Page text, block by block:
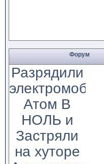
Форум
Разрядили
электромобиль
Атом В
НОЛЬ и
Застряли
на хуторе